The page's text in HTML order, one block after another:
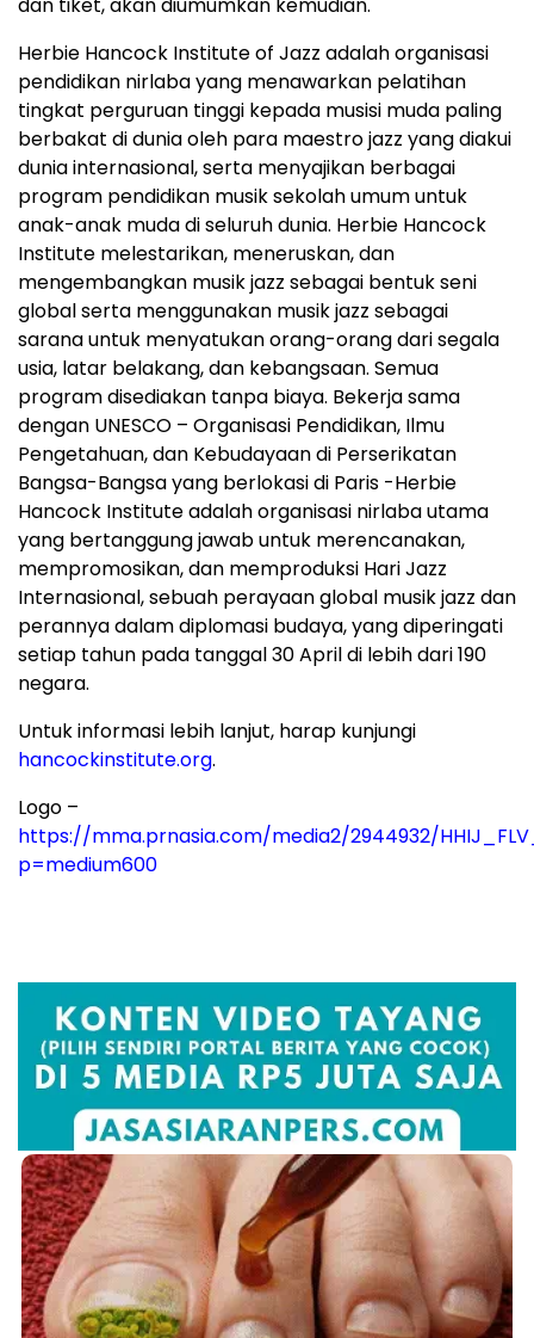
dan tiket, akan diumumkan kemudian.
Herbie Hancock Institute of Jazz adalah organisasi
pendidikan nirlaba yang menawarkan pelatihan
tingkat perguruan tinggi kepada musisi muda paling
berbakat di dunia oleh para maestro jazz yang diakui
dunia internasional, serta menyajikan berbagai
program pendidikan musik sekolah umum untuk
anak-anak muda di seluruh dunia. Herbie Hancock
Institute melestarikan, meneruskan, dan
mengembangkan musik jazz sebagai bentuk seni
global serta menggunakan musik jazz sebagai
sarana untuk menyatukan orang-orang dari segala
usia, latar belakang, dan kebangsaan. Semua
program disediakan tanpa biaya. Bekerja sama
dengan UNESCO – Organisasi Pendidikan, Ilmu
Pengetahuan, dan Kebudayaan di Perserikatan
Bangsa-Bangsa yang berlokasi di Paris -Herbie
Hancock Institute adalah organisasi nirlaba utama
yang bertanggung jawab untuk merencanakan,
mempromosikan, dan memproduksi Hari Jazz
Internasional, sebuah perayaan global musik jazz dan
perannya dalam diplomasi budaya, yang diperingati
setiap tahun pada tanggal 30 April di lebih dari 190
negara.
Untuk informasi lebih lanjut, harap kunjungi
hancockinstitute.org.
Logo –
https://mma.prnasia.com/media2/2944932/
p=medium600